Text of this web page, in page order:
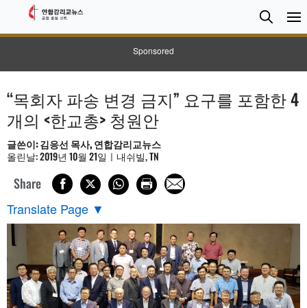
Sponsored
검
색
Search
“목회자 파송 변경 금지” 요구를 포함한 4
개의 <한교총> 청원안
글쓴이: 김응선 목사, 연합감리교뉴스
올린날: 2019년 10월 21일ㅣ내쉬빌, TN
Share
Translate Page ▼